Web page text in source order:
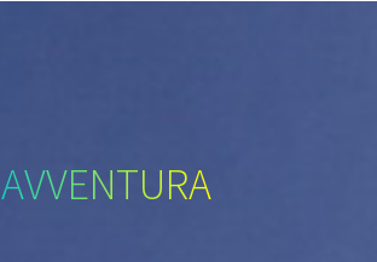
AVVENTURA